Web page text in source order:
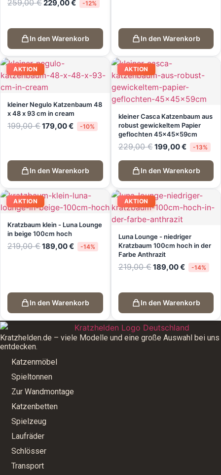
259,00€
Preis
229,00€
Preis
-12%
In den Warenkorb In den Warenkorb
AKTION
kleiner Negulo Katzenbaum 48
x 48 x 93 cm in cream
199,00€Ursprünglicher
Preis
179,00€Aktueller
Preis
-10%
In den Warenkorb
AKTION
kleiner Casca Katzenbaum aus
robust gewickeltem Papier
geflochten 45x45x59cm
229,00€Ursprünglicher
Preis
war:
229,00 €
199,00€Aktueller
Preis
ist:
199,00 €.
-13%
In den Warenkorb
AKTION
Kratzbaum klein - Luna Lounge
in beige 100cm hoch
219,00€Ursprünglicher
Preis
189,00€Aktueller
Preis
-14%
In den Warenkorb
AKTION
Luna Lounge - niedriger
Kratzbaum 100cm hoch in der
Farbe Anthrazit
219,00€Ursprünglicher
Preis
189,00€Aktueller
Preis
-14%
In den Warenkorb
Kratzhelden.de – viele Modelle und eine große Auswahl bei uns
entdecken.
Katzenmöbel
Spieltonnen
Zur Wandmontage
Katzenbetten
Spielzeug
Laufräder
Schlösser
Transport